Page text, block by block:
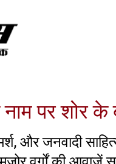
पर शोर
और जनवादी